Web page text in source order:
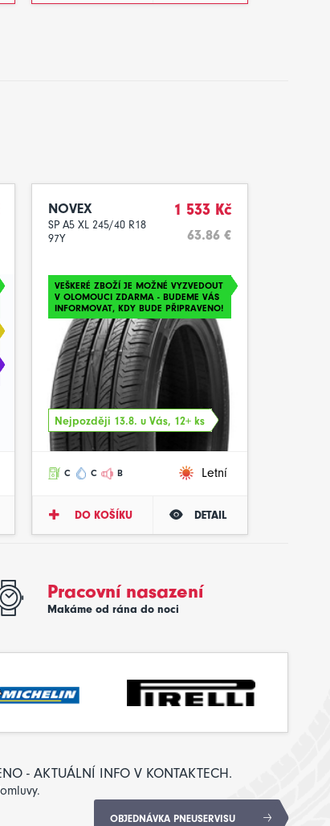
NOVEX
SP A5 XL 245/40 R18
97Y
1 533 Kč
63.86 €
VEŠKERÉ ZBOŽÍ JE MOŽNÉ VYZVEDOUT
V OLOMOUCI ZDARMA - BUDEME VÁS
INFORMOVAT, KDY BUDE PŘIPRAVENO!
Nejpozději 13.8. u Vás, 12+ ks
C C B Letní
DO KOŠÍKU DETAIL
Pracovní nasazení
Makáme od rána do noci
- AKTUÁLNÍ INFO V KONTAKTECH.
OBJEDNÁVKA PNEUSERVISU